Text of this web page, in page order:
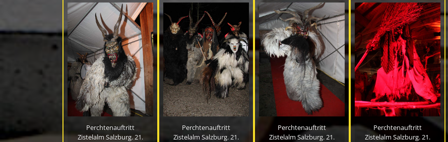
Perchtenauftritt
Zistelalm Salzburg. 21.
Perchtenauftritt
Zistelalm Salzburg. 21.
Perchtenauftritt
Zistelalm Salzburg. 21.
Perchtenauftritt
Zistelalm Salzburg. 21.